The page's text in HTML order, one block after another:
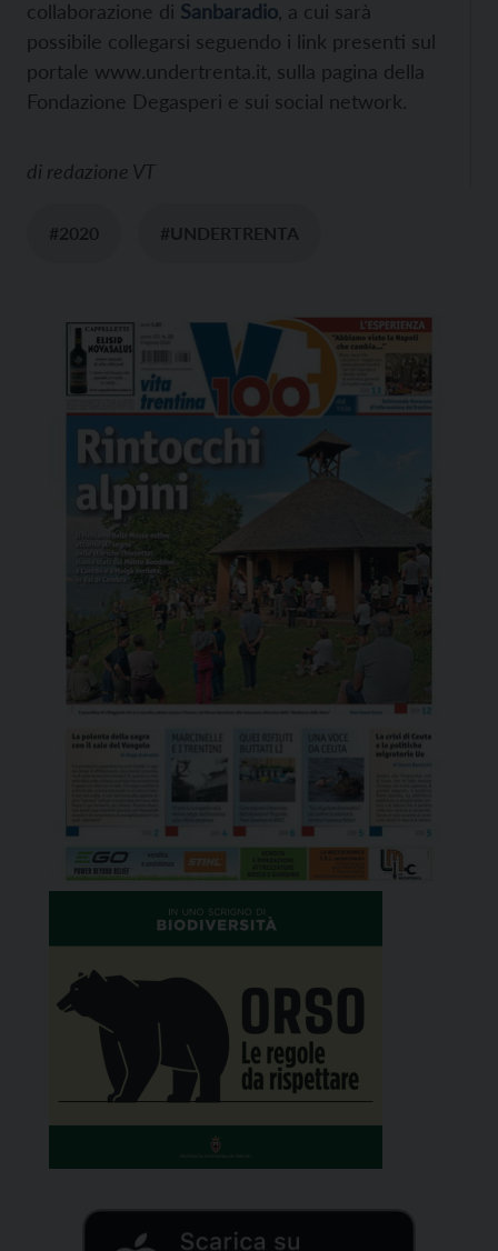
collaborazione di Sanbaradio , a cui sarà
possibile collegarsi seguendo i link presenti sul
portale www.undertrenta.it , sulla pagina della
Fondazione Degasperi e sui social network.
di redazione VT
#2020 #UNDERTRENTA